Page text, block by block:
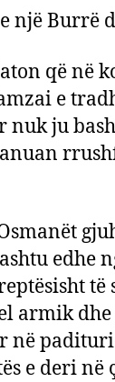
një Burrë
që në
e
nuk ju
edhe
të
armik
në
e deri